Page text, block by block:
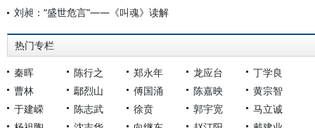
刘昶：“盛世危言”——《叫魂》读解
热门专栏
秦晖 陈行之 郑永年 龙应台
丁学良
曹林
鄢烈山 傅国涌 陈嘉映
黄宗智
于建嵘
陈志武 徐贲 郭宇宽
马立诚